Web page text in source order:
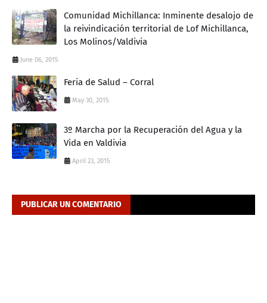
Comunidad Michillanca: Inminente desalojo de
la reivindicación territorial de Lof Michillanca,
Los Molinos/Valdivia
June 06, 2015
Feria de Salud – Corral
May 30, 2015
3º Marcha por la Recuperación del Agua y la
Vida en Valdivia
April 23, 2015
PUBLICAR UN COMENTARIO